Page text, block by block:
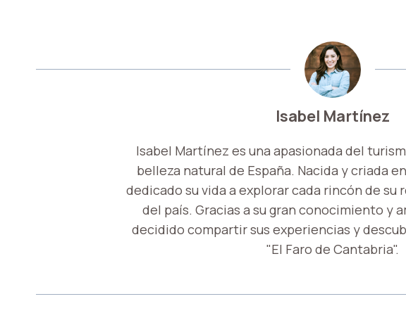
Isabel Martínez
Isabel Martínez es una apasionada del
belleza natural de España. Nacida y criada
dedicado su vida a explorar cada rincón de su
del país. Gracias a su gran conocimiento y
decidido compartir sus experiencias y
"El Faro de Cantabria".